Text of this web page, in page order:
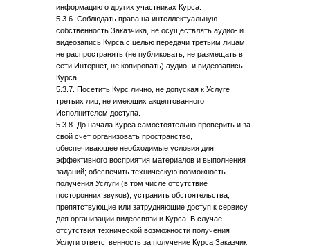
информацию о других участниках Курса.
5.3.6. Соблюдать права на интеллектуальную
собственность Заказчика, не осуществлять аудио- и
видеозапись Курса с целью передачи третьим лицам,
не распространять (не публиковать, не размещать в
сети Интернет, не копировать) аудио- и видеозапись
Курса.
5.3.7. Посетить Курс лично, не допуская к Услуге
третьих лиц, не имеющих акцептованного
Исполнителем доступа.
5.3.8. До начала Курса самостоятельно проверить и за
свой счет организовать пространство,
обеспечивающее необходимые условия для
эффективного восприятия материалов и выполнения
заданий; обеспечить техническую возможность
получения Услуги (в том числе отсутствие
посторонних звуков); устранить обстоятельства,
препятствующие или затрудняющие доступ к сервису
для организации видеосвязи и Курса. В случае
отсутствия технической возможности получения
Услуги ответственность за получение Курса Заказчик